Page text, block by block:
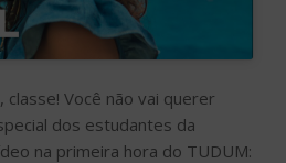
classe! Você não vai querer
dos estudantes da
na primeira hora do TUDUM: